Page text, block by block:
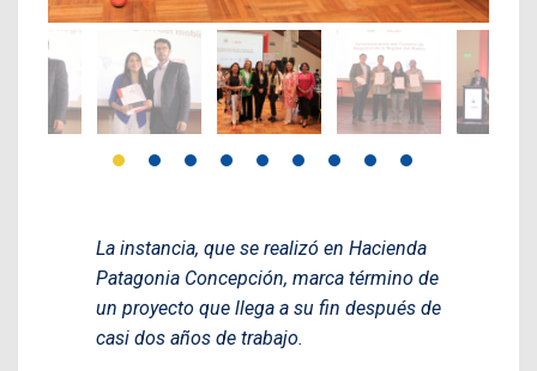
La instancia, que se realizó en Hacienda
Patagonia Concepción, marca término de
un proyecto que llega a su fin después de
casi dos años de trabajo.